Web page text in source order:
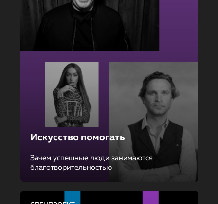
Искусство помогать
Зачем успешные люди занимаются
благотворительностью